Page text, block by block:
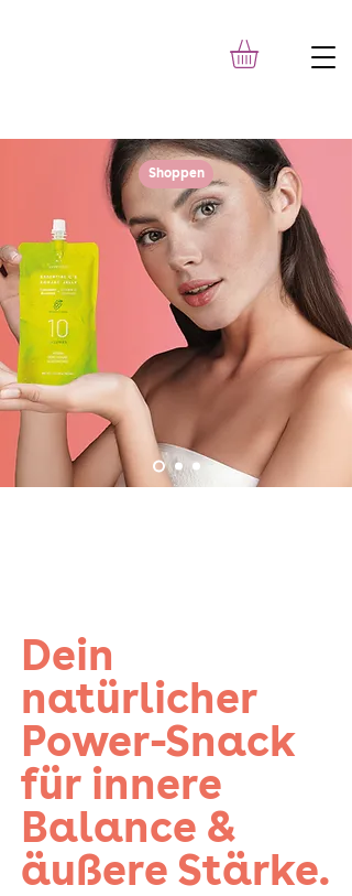
Shoppen
Dein
natürlicher
Power-Snack
für innere
Balance &
äußere Stärke.